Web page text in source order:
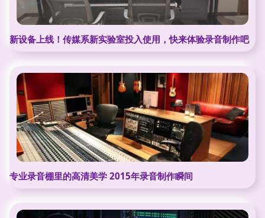
新设备上线！传媒系新实验室投入使用，快来体验录音制作吧
专业录音棚里的高清美学 2015年录音制作瞬间